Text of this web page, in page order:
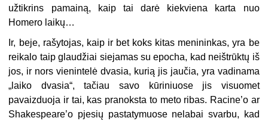
užtikrins pamainą, kaip tai darė kiekviena karta nuo
Homero laikų…
Ir, beje, rašytojas, kaip ir bet koks kitas menininkas, yra be
reikalo taip glaudžiai siejamas su epocha, kad neištrūktų iš
jos, ir nors vienintelė dvasia, kurią jis jaučia, yra vadinama
„laiko dvasia“, tačiau savo kūriniuose jis visuomet
pavaizduoja ir tai, kas pranoksta to meto ribas. Racine’o ar
Shakespeare’o pjesių pastatymuose nelabai svarbu, kad